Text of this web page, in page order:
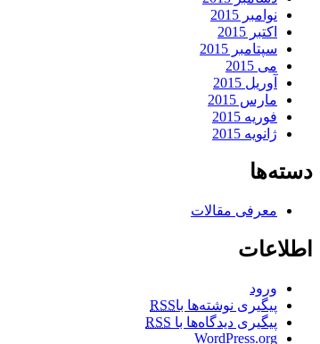
نوامبر 2015
اکتبر 2015
سپتامبر 2015
می 2015
آوریل 2015
مارس 2015
فوریه 2015
ژانویه 2015
دسته‌ها
معرفی مقالات
اطلاعات
ورود
پیگیری نوشته‌ها باRSS
پیگیری دیدگاه‌ها با RSS
WordPress.org